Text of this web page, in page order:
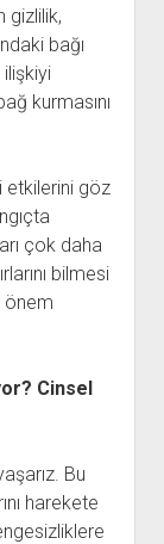
gizlilik,
bağı
kurmasını
etkilerini göz
çok daha
bilmesi
önem
Cinsel
Bu
harekete